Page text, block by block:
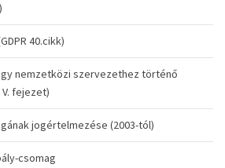
40.cikk)
nemzetközi szervezethez történő
fejezet)
jogértelmezése (2003-tól)
csomag